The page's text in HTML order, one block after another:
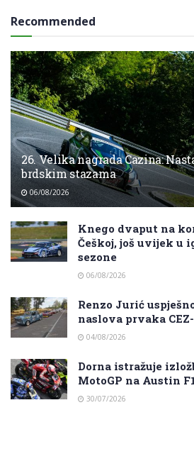
Recommended
26. Velika nagrada Cazina:
brdskim stazama
06/08/2026
Knego dvaput na
Češkoj, još uvijek u
sezone
06/08/2026
Renzo Jurić
naslova prvaka
04/08/2026
Dorna istražuje
MotoGP na Austin
30/07/2026